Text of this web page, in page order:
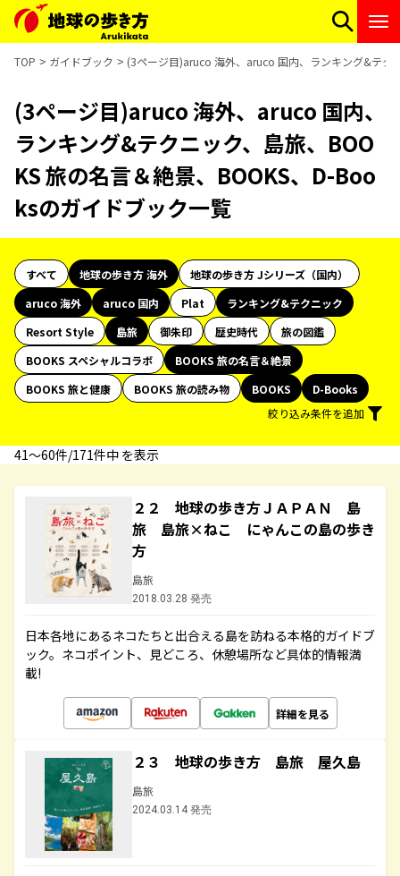
TOP ガイドブック (3ページ目)aruco 海外、aruco 国内、ランキング&テク
(3ページ目)aruco 海外、aruco 国内、
ランキング&テクニック、島旅、BOO
KS 旅の名言＆絶景、BOOKS、D-Boo
ksのガイドブック一覧
すべて 地球の歩き方 海外
地球の歩き方 Jシリーズ（国内）
aruco 海外
aruco 国内 Plat
ランキング&テクニック
Resort Style
島旅 御朱印 歴史時代
旅の図鑑
BOOKS スペシャルコラボ
BOOKS 旅の名言＆絶景
BOOKS 旅と健康
BOOKS 旅の読み物 BOOKS
D-Books
絞り込み条件を追加
41〜60件/171件中 を表示
２２ 地球の歩き方ＪＡＰＡＮ 島
旅 島旅×ねこ にゃんこの島の歩き
方
島旅
2018.03.28 発売
日本各地にあるネコたちと出合える島を訪ねる本格的ガイドブ
ック。ネコポイント、見どころ、休憩場所など具体的情報満
載!
詳細を見る
２３ 地球の歩き方 島旅 屋久島
島旅
2024.03.14 発売